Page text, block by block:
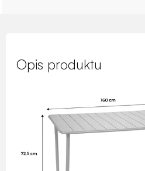
Opis produktu